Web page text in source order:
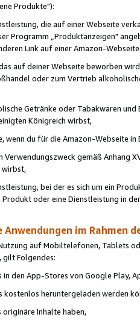
Produkte"):
die auf einer Webseite
Programm „Produktanzeigen"
Link auf einer Amazon-
auf deiner Webseite beworben
oder zum Vertrieb
Getränke oder Tabakwaren
Königreich wirbst,
wenn du für die Amazon-Webseite in
Verwendungszweck gemäß Anhang
wirbst,
bei der es sich um ein
oder eine Dienstleistung in
im Rahmen
auf Mobiltelefonen, Tablets
gilt Folgendes:
in den App-Stores von Google Play,
kostenlos heruntergeladen werden
originäre Inhalte haben,